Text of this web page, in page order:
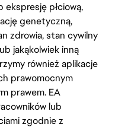
ekspresję płciową,
genetyczną,
zdrowia, stan cywilny
jakąkolwiek inną
również aplikacje
prawomocnym
prawem. EA
lub
zgodnie z